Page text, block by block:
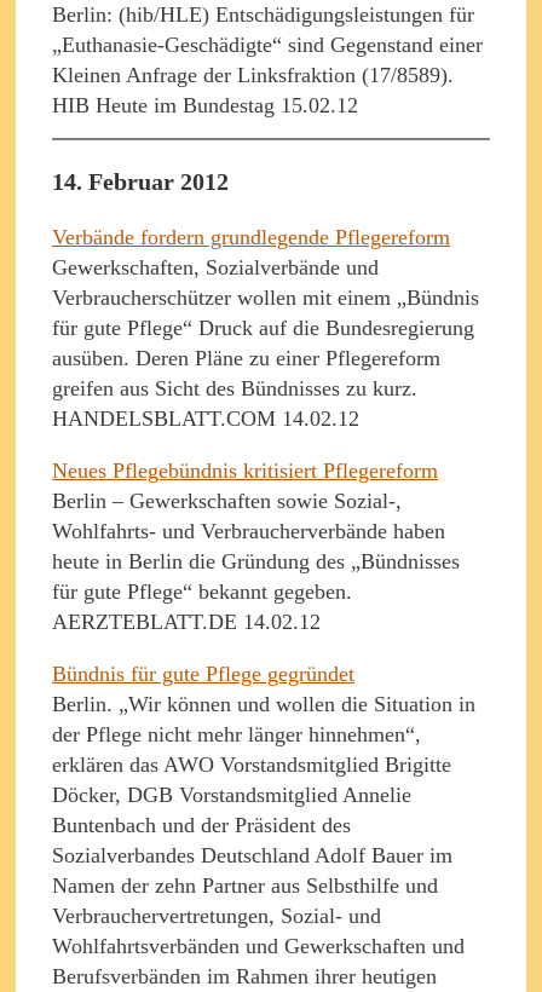
Berlin: (hib/HLE) Entschädigungsleistungen für
„Euthanasie-Geschädigte“ sind Gegenstand einer
Kleinen Anfrage der Linksfraktion (17/8589).
HIB Heute im Bundestag 15.02.12
14. Februar 2012
Verbände fordern grundlegende Pflegereform
Gewerkschaften, Sozialverbände und
Verbraucherschützer wollen mit einem „Bündnis
für gute Pflege“ Druck auf die Bundesregierung
ausüben. Deren Pläne zu einer Pflegereform
greifen aus Sicht des Bündnisses zu kurz.
HANDELSBLATT.COM 14.02.12
Neues Pflegebündnis kritisiert Pflegereform
Berlin – Gewerkschaften sowie Sozial-,
Wohlfahrts- und Verbraucherverbände haben
heute in Berlin die Gründung des „Bündnisses
für gute Pflege“ bekannt gegeben.
AERZTEBLATT.DE 14.02.12
Bündnis für gute Pflege gegründet
Berlin. „Wir können und wollen die Situation in
der Pflege nicht mehr länger hinnehmen“,
erklären das AWO Vorstandsmitglied Brigitte
Döcker, DGB Vorstandsmitglied Annelie
Buntenbach und der Präsident des
Sozialverbandes Deutschland Adolf Bauer im
Namen der zehn Partner aus Selbsthilfe und
Verbrauchervertretungen, Sozial- und
Wohlfahrtsverbänden und Gewerkschaften und
Berufsverbänden im Rahmen ihrer heutigen